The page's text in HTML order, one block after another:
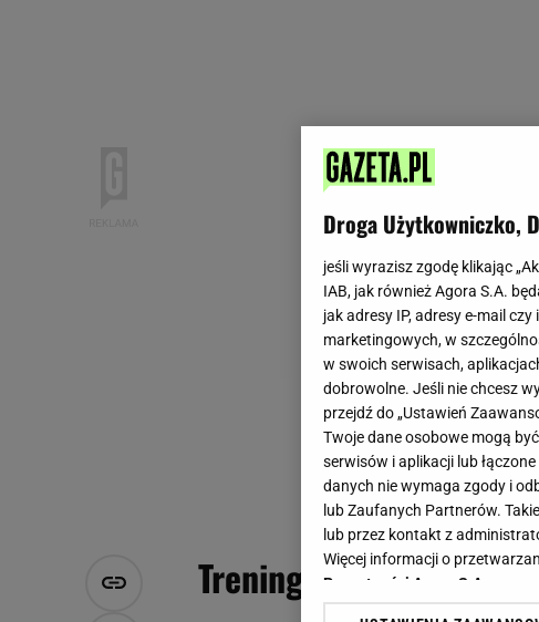
Trening w stylu gwiazd
Droga Użytkowniczko,
jeśli wyrazisz zgodę klikając
IAB, jak również Agora S.A.
jak adresy IP, adresy e-mail
marketingowych, w
w swoich serwisach,
dobrowolne. Jeśli nie chcesz
przejdź do „Ustawień
Twoje dane osobowe mogą
serwisów i aplikacji lub
danych nie wymaga zgody i
lub Zaufanych Partnerów.
lub przez kontakt z
Więcej informacji o
Prywatności Agora S.A.